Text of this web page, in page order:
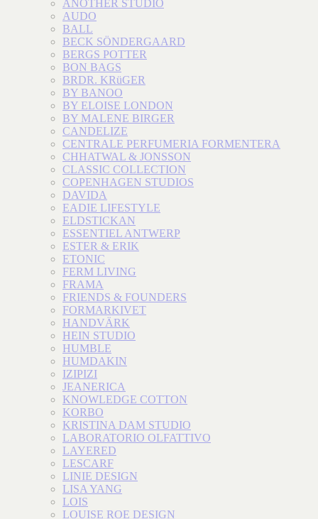
ANOTHER STUDIO
AUDO
BALL
BECK SÖNDERGAARD
BERGS POTTER
BON BAGS
BRDR. KRüGER
BY BANOO
BY ELOISE LONDON
BY MALENE BIRGER
CANDELIZE
CENTRALE PERFUMERIA FORMENTERA
CHHATWAL & JONSSON
CLASSIC COLLECTION
COPENHAGEN STUDIOS
DAVIDA
EADIE LIFESTYLE
ELDSTICKAN
ESSENTIEL ANTWERP
ESTER & ERIK
ETONIC
FERM LIVING
FRAMA
FRIENDS & FOUNDERS
FORMARKIVET
HANDVÄRK
HEIN STUDIO
HUMBLE
HUMDAKIN
IZIPIZI
JEANERICA
KNOWLEDGE COTTON
KORBO
KRISTINA DAM STUDIO
LABORATORIO OLFATTIVO
LAYERED
LESCARF
LINIE DESIGN
LISA YANG
LOIS
LOUISE ROE DESIGN